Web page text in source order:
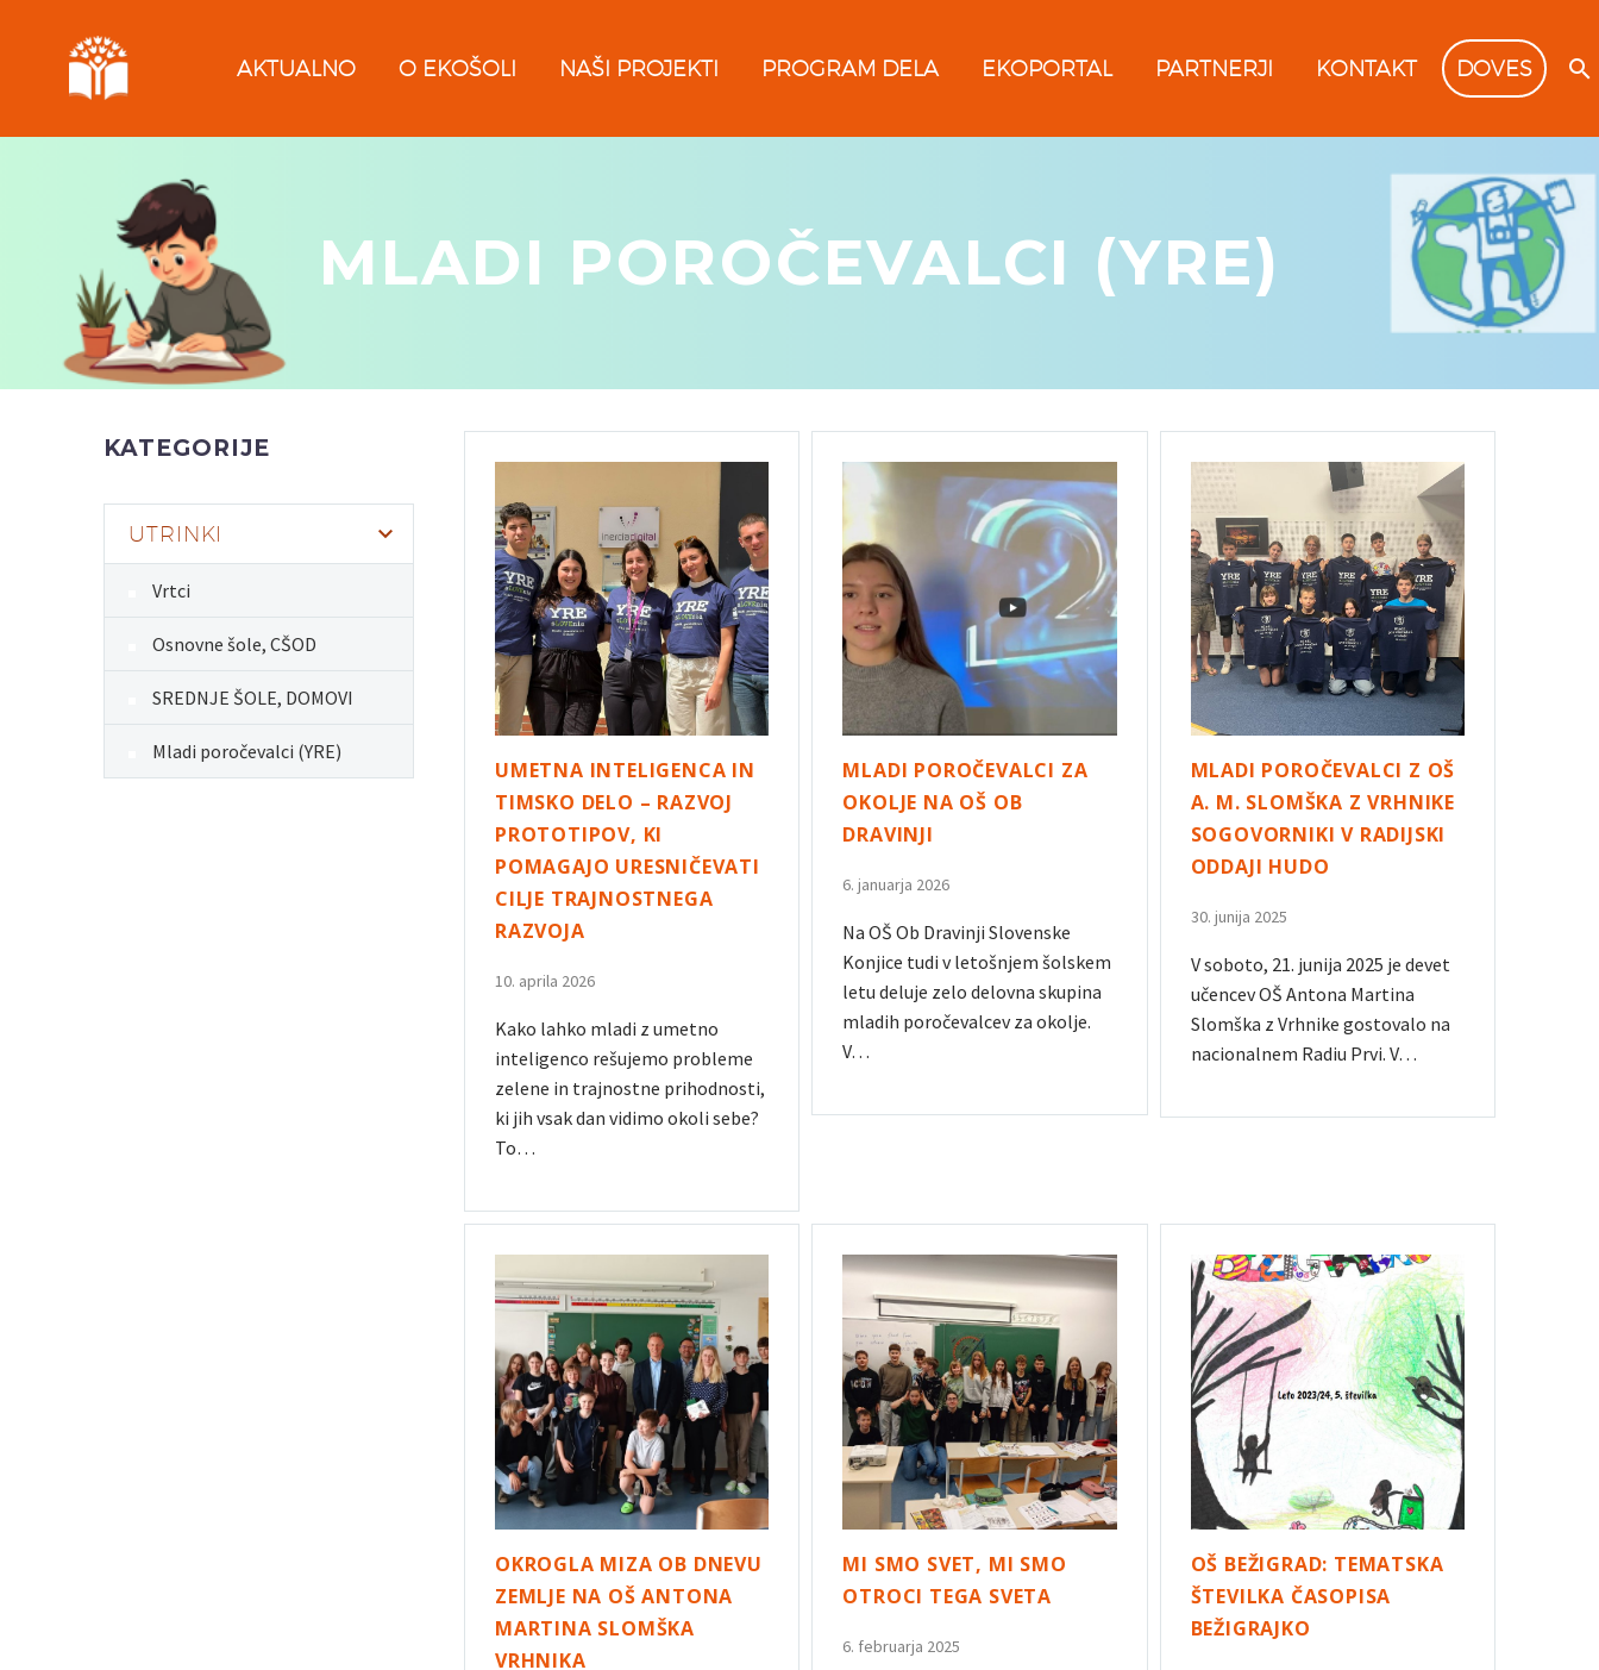
AKTUALNO O EKOŠOLI NAŠI PROJEKTI PROGRAM DELA EKOPORTAL PARTNERJI KONTAKT DOVES
MLADI POROČEVALCI (YRE)
UMETNA INTELIGENCA IN
TIMSKO DELO – RAZVOJ
PROTOTIPOV, KI
POMAGAJO URESNIČEVATI
CILJE TRAJNOSTNEGA
RAZVOJA
10. aprila 2026
Kako lahko mladi z umetno
inteligenco rešujemo probleme
zelene in trajnostne prihodnosti,
ki jih vsak dan vidimo okoli sebe?
To…
MLADI POROČEVALCI ZA
OKOLJE NA OŠ OB
DRAVINJI
6. januarja 2026
Na OŠ Ob Dravinji Slovenske
Konjice tudi v letošnjem šolskem
letu deluje zelo delovna skupina
mladih poročevalcev za okolje.
V…
MLADI POROČEVALCI Z OŠ
A. M. SLOMŠKA Z VRHNIKE
SOGOVORNIKI V RADIJSKI
ODDAJI HUDO
30. junija 2025
V soboto, 21. junija 2025 je devet
učencev OŠ Antona Martina
Slomška z Vrhnike gostovalo na
nacionalnem Radiu Prvi. V…
OKROGLA MIZA OB DNEVU
ZEMLJE NA OŠ ANTONA
MARTINA SLOMŠKA
VRHNIKA
MI SMO SVET, MI SMO
OTROCI TEGA SVETA
6. februarja 2025
OŠ BEŽIGRAD: TEMATSKA
ŠTEVILKA ČASOPISA
BEŽIGRAJKO
KATEGORIJE
UTRINKI
Vrtci
Osnovne šole, CŠOD
SREDNJE ŠOLE, DOMOVI
Mladi poročevalci (YRE)